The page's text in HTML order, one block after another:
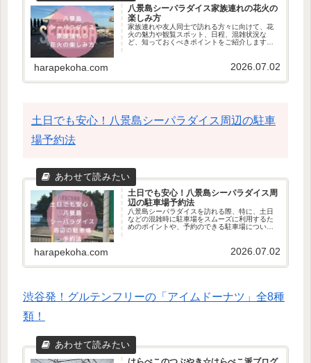
八景島シーパラダイス家族連れの花火の
楽しみ方
家族連れや友人同士で訪れる方々に向けて、花
火の魅力や観覧スポット、日程、混雑状況な
ど、知っておくべきポイントをご紹介します。
harapekoha.com 2026.07.02
土日でも安心！八景島シーパラダイス周辺の駐車
場予約法
土日でも安心！八景島シーパラダイス周
辺の駐車場予約法
八景島シーパラダイスを訪れる際、特に、土日
などの混雑時に駐車場をスムーズに利用するた
めのポイントや、予約のできる駐車場について
harapekoha.com 2026.07.02
渋谷発！グルテンフリーの「アイムドーナツ」全8種
類！